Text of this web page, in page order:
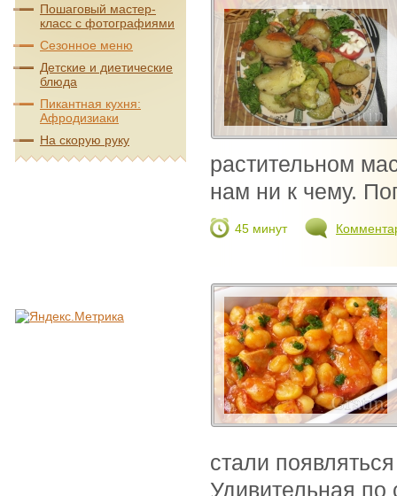
растительном
нам ни к чему.
45 минут
стали
Удивительная по
Пошаговый мастер-
класс с фотографиями
Сезонное меню
Детские и диетические
блюда
Пикантная кухня:
Афродизиаки
На скорую руку